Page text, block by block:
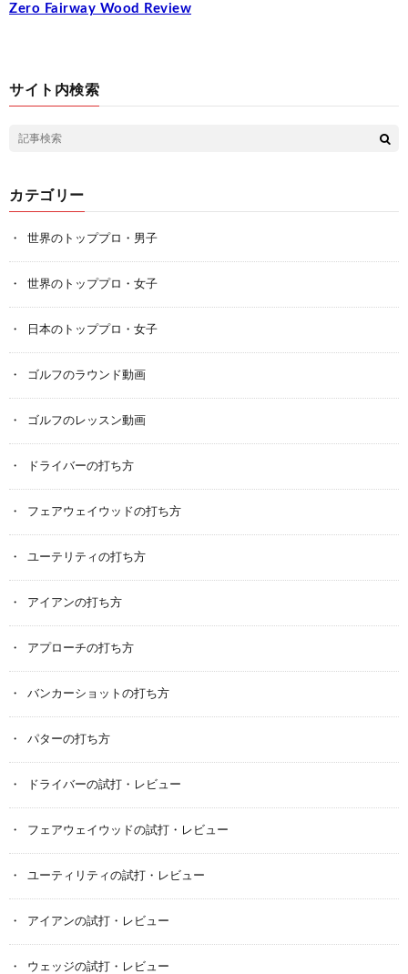
Zero Fairway Wood Review
サイト内検索
カテゴリー
世界のトッププロ・男子
世界のトッププロ・女子
日本のトッププロ・女子
ゴルフのラウンド動画
ゴルフのレッスン動画
ドライバーの打ち方
フェアウェイウッドの打ち方
ユーテリティの打ち方
アイアンの打ち方
アプローチの打ち方
バンカーショットの打ち方
パターの打ち方
ドライバーの試打・レビュー
フェアウェイウッドの試打・レビュー
ユーティリティの試打・レビュー
アイアンの試打・レビュー
ウェッジの試打・レビュー